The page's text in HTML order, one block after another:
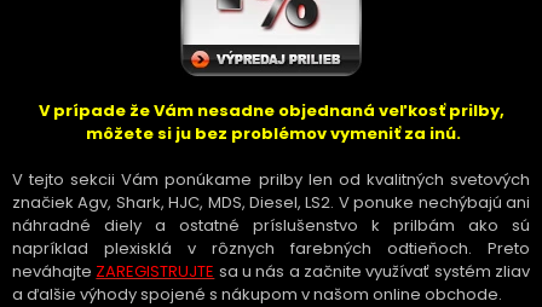
V prípade že Vám nesadne objednaná veľkosť prilby,
môžete si ju bez problémov vymeniť za inú.
V tejto sekcii Vám ponúkame prilby len od kvalitných svetových
značiek Agv, Shark, HJC, MDS, Diesel, LS2. V ponuke nechýbajú ani
náhradné diely a ostatné príslušenstvo k prilbám ako sú
napríklad plexisklá v rôznych farebných odtieňoch. Preto
neváhajte ZAREGISTRUJTE sa u nás a začnite využívať systém zliav
a ďalšie výhody spojené s nákupom v našom online obchode.